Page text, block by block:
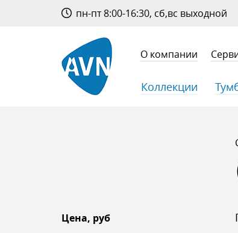
О компании
пн-пт 8:00-16:30, сб,вс выходной
Коллекции
Цена, руб